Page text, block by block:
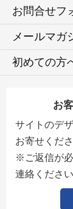
お問合せフ
メールマガ
初めての方
お
サイトのデ
お寄せくださ
※ご返信が
連絡ください